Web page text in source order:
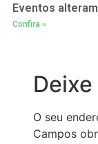
Eventos
Confira »
O seu
Campos